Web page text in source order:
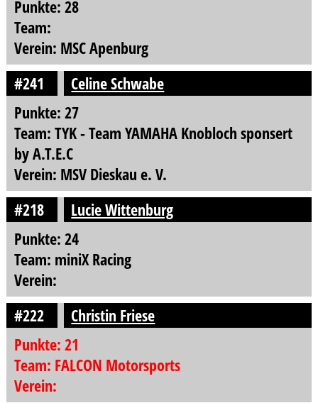
Punkte: 28
Team:
Verein: MSC Apenburg
#241
Celine Schwabe
Punkte: 27
Team: TYK - Team YAMAHA Knobloch sponsert
by A.T.E.C
Verein: MSV Dieskau e. V.
#218
Lucie Wittenburg
Punkte: 24
Team: miniX Racing
Verein:
#222
Christin Friese
Punkte: 21
Team: FALCON Motorsports
Verein: